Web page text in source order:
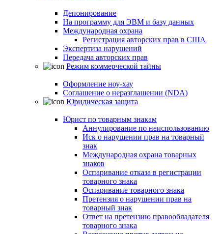
Депонирование
На программу для ЭВМ и базу данных
Международная охрана
Регистрация авторских прав в США
Экспертиза нарушений
Передача авторских прав
Режим коммерческой тайны
Оформление ноу-хау
Соглашение о неразглашении (NDA)
Юридическая защита
Юрист по товарным знакам
Аннулирование по неиспользованию
Иск о нарушении прав на товарный
знак
Международная охрана товарных
знаков
Оспаривание отказа в регистрации
товарного знака
Оспаривание товарного знака
Претензия о нарушении прав на
товарный знак
Ответ на претензию правообладателя
товарного знака